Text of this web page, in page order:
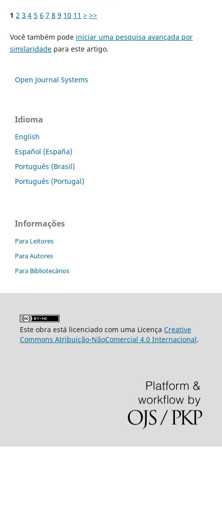
1 2 3 4 5 6 7 8 9 10 11 > >>
Você também pode iniciar uma pesquisa avançada por
similaridadepara este artigo.
Open Journal Systems
Idioma
English
Español (España)
Português (Brasil)
Português (Portugal)
Informações
Para Leitores
Para Autores
Para Bibliotecários
Este obra está licenciado com uma Licença Creative
Commons Atribuição-NãoComercial 4.0 Internacional.